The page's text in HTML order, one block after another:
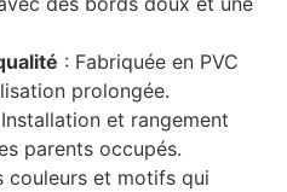
: Fabriquée en PVC
prolongée.
et rangement
parents occupés.
couleurs et motifs qui